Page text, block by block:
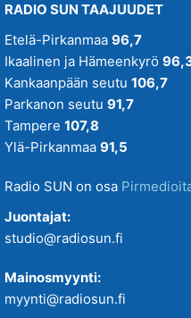
RADIO SUN TAAJUUDET
Etelä-Pirkanmaa 96,7
Ikaalinen ja Hämeenkyrö
Kankaanpään seutu 106,7
Parkanon seutu 91,7
Tampere 107,8
Ylä-Pirkanmaa 91,5
Radio SUN on osa
Juontajat:
studio@radiosun.fi
Mainosmyynti:
myynti@radiosun.fi